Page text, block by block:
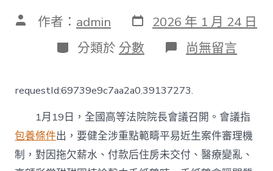
文 作者： admin 發
表
日
期
2026 年 1 月 24 日
分
類
分類於 分數 在
〈最
法：
對
拖
欠
薪
水
等
尚無留言
requestId:69739e9c7aa2a0.39137273.
1月19日，全國高等法院院長會議召開。會議指
包養條件出，要健全涉重點範疇平易近生案件審理機
制，對因拖欠薪水、付款后住房未交付、醫療變亂、